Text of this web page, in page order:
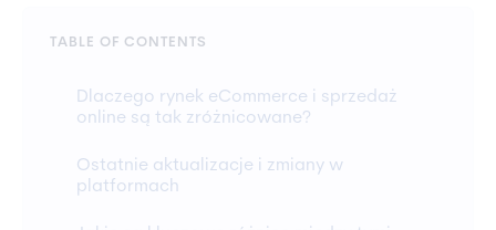
TABLE OF CONTENTS
Dlaczego rynek eCommerce i sprzedaż
online są tak zróżnicowane?
Ostatnie aktualizacje i zmiany w
platformach